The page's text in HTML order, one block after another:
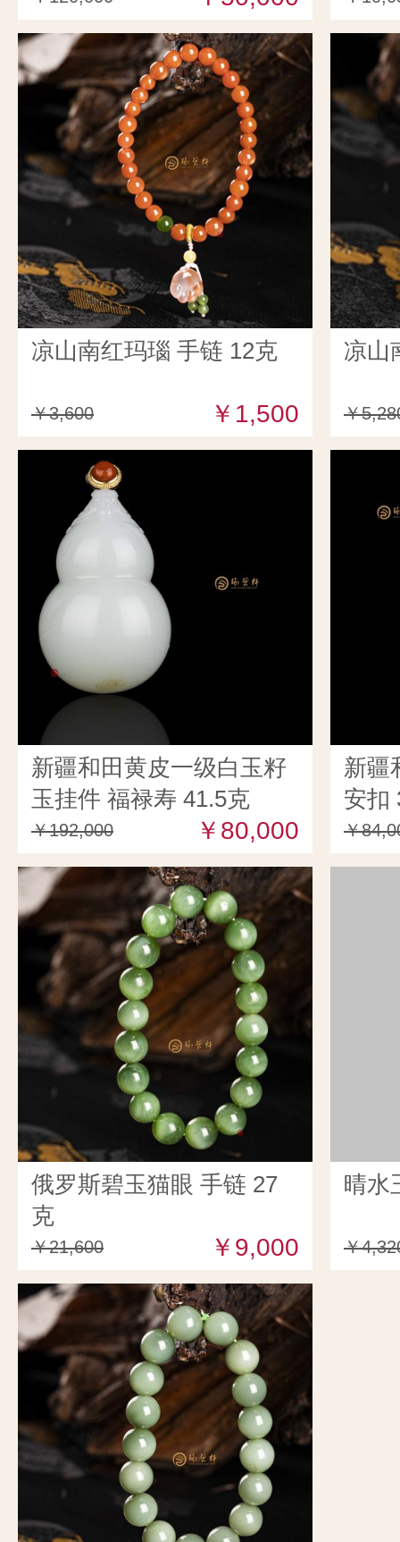
凉山南红玛瑙 手链 12克
￥3,600 ￥1,500
凉山
￥
新疆和田黄皮一级白玉籽
玉挂件 福禄寿 41.5克
￥192,000 ￥80,000
新疆
安扣
￥
俄罗斯碧玉猫眼 手链 27
克
￥21,600 ￥9,000
晴水
￥